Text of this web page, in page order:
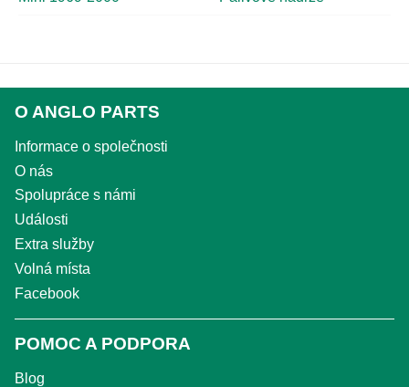
O ANGLO PARTS
Informace o společnosti
O nás
Spolupráce s námi
Události
Extra služby
Volná místa
Facebook
POMOC A PODPORA
Blog